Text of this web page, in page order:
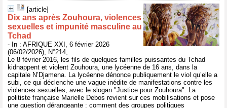
[article]
Dix ans après Zouhoura, violences
sexuelles et impunité masculine au
Tchad
- In : AFRIQUE XXI, 6 février 2026
(06/02/2026), N°214,
Le 8 février 2016, les fils de quelques familles puissantes du Tchad
kidnappent et violent Zouhoura, une lycéenne de 16 ans, dans la
capitale N’Djamena. La lycéenne dénonce publiquement le viol qu’elle a
subi, ce qui déclenche une vague inédite de manifestations contre les
violences sexuelles, avec le slogan "Justice pour Zouhoura". La
politiste française Marielle Debos revient sur ces mobilisations et pose
une question dérangeante : comment des groupes politiques